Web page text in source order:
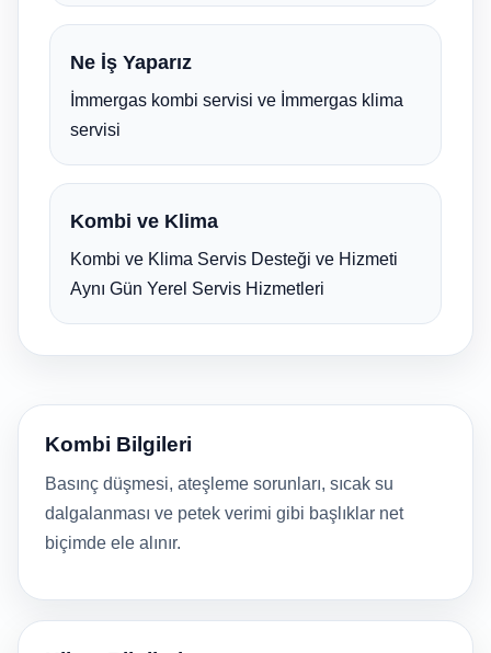
Ne İş Yaparız
İmmergas kombi servisi ve İmmergas klima
servisi
Kombi ve Klima
Kombi ve Klima Servis Desteği ve Hizmeti
Aynı Gün Yerel Servis Hizmetleri
Kombi Bilgileri
Basınç düşmesi, ateşleme sorunları, sıcak su
dalgalanması ve petek verimi gibi başlıklar net
biçimde ele alınır.